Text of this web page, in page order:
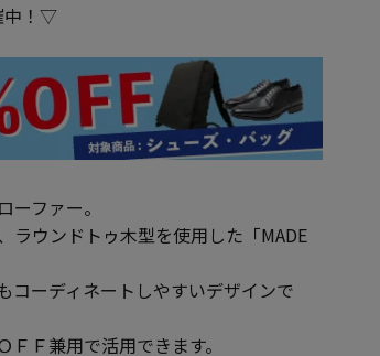
中！▽
ファー。
ラウンドトゥ木型を使用した「MADE
コーディネートしやすいデザインで
Ｆ兼用で活用できます。